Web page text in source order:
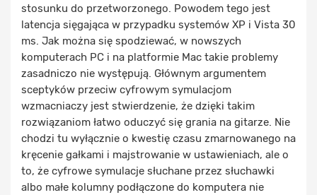
stosunku do przetworzonego. Powodem tego jest
latencja sięgająca w przypadku systemów XP i Vista 30
ms. Jak można się spodziewać, w nowszych
komputerach PC i na platformie Mac takie problemy
zasadniczo nie występują. Głównym argumentem
sceptyków przeciw cyfrowym symulacjom
wzmacniaczy jest stwierdzenie, że dzięki takim
rozwiązaniom łatwo oduczyć się grania na gitarze. Nie
chodzi tu wyłącznie o kwestię czasu zmarnowanego na
kręcenie gałkami i majstrowanie w ustawieniach, ale o
to, że cyfrowe symulacje słuchane przez słuchawki
albo małe kolumny podłączone do komputera nie